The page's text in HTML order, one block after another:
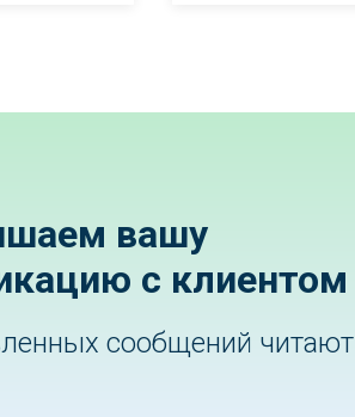
вашу
с клиентом
сообщений читают